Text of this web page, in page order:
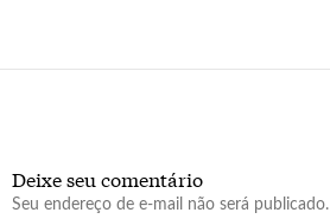
Deixe seu comentário
Seu endereço de e-mail não será publicado.